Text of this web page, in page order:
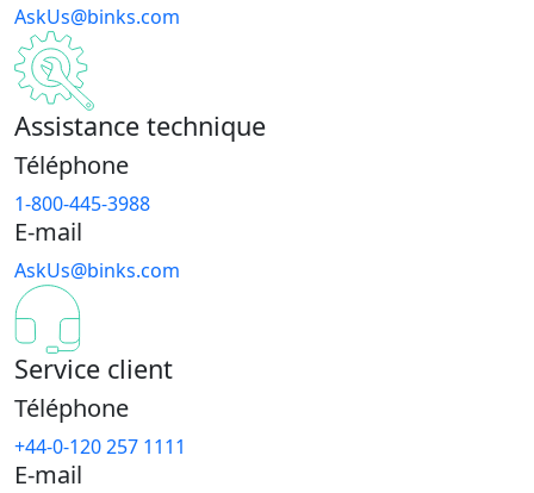
AskUs@binks.com
Assistance technique
Téléphone
1-800-445-3988
E-mail
AskUs@binks.com
Service client
Téléphone
+44-0-120 257 1111
E-mail